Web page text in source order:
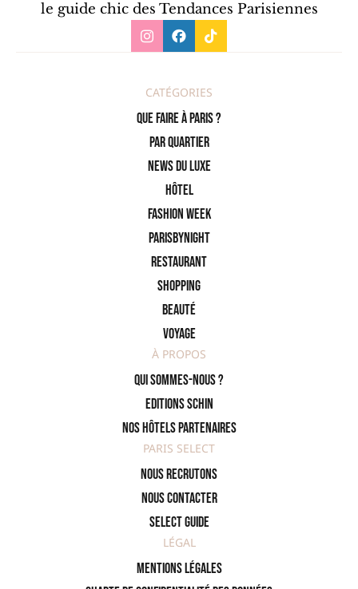
le guide chic des Tendances Parisiennes
CATÉGORIES
Que faire à Paris ?
PAR QUARTIER
News du Luxe
Hôtel
Fashion Week
ParisByNight
Restaurant
Shopping
Beauté
Voyage
À PROPOS
Qui sommes-nous ?
Editions SCHIN
Nos hôtels partenaires
PARIS SELECT
Nous recrutons
Nous contacter
Select Guide
LÉGAL
Mentions légales